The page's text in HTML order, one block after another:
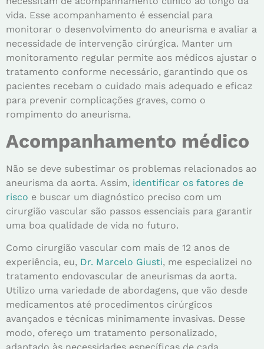
vida. Esse acompanhamento é essencial para
monitorar o desenvolvimento do aneurisma e avaliar a
necessidade de intervenção cirúrgica. Manter um
monitoramento regular permite aos médicos ajustar o
tratamento conforme necessário, garantindo que os
pacientes recebam o cuidado mais adequado e eficaz
para prevenir complicações graves, como o
rompimento do aneurisma.
Acompanhamento médico
Não se deve subestimar os problemas relacionados ao
aneurisma da aorta. Assim, identificar os fatores de
risco e buscar um diagnóstico preciso com um
cirurgião vascular são passos essenciais para garantir
uma boa qualidade de vida no futuro.
Como cirurgião vascular com mais de 12 anos de
experiência, eu, Dr. Marcelo Giusti, me especializei no
tratamento endovascular de aneurismas da aorta.
Utilizo uma variedade de abordagens, que vão desde
medicamentos até procedimentos cirúrgicos
avançados e técnicas minimamente invasivas. Desse
modo, ofereço um tratamento personalizado,